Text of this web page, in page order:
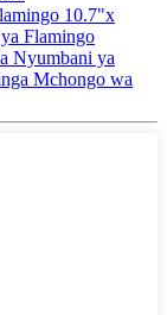
10.7"x
Flamingo
Nyumbani ya
Mchongo wa